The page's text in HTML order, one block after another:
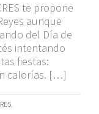
te propone
aunque
del Día de
intentando
fiestas:
calorías. […]
,